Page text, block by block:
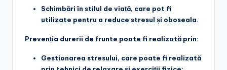
Schimbări în stilul de viață, care pot fi
utilizate pentru a reduce stresul și oboseala.
Prevenția durerii de frunte poate fi realizată prin:
Gestionarea stresului, care poate fi realizată